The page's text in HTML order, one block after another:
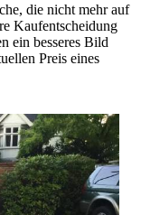
die nicht mehr auf
Kaufentscheidung
ein besseres Bild
Preis eines